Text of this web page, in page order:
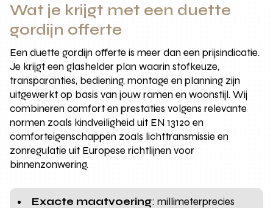
Wat je krijgt met een duette
gordijn offerte
Een duette gordijn offerte is meer dan een prijsindicatie.
Je krijgt een glashelder plan waarin stofkeuze,
transparanties, bediening, montage en planning zijn
uitgewerkt op basis van jouw ramen en woonstijl. Wij
combineren comfort en prestaties volgens relevante
normen zoals kindveiligheid uit EN 13120 en
comforteigenschappen zoals lichttransmissie en
zonregulatie uit Europese richtlijnen voor
binnenzonwering.
Exacte maatvoering: millimeterprecies